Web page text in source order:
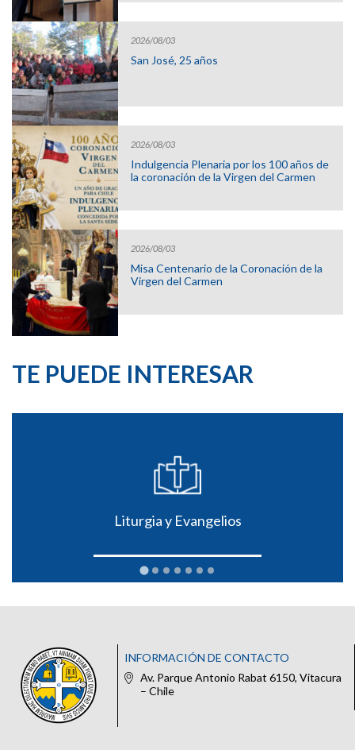
2026/08/03
San José, 25 años
2026/08/03
Indulgencia Plenaria por los 100 años de
la coronación de la Virgen del Carmen
2026/08/03
Misa Centenario de la Coronación de la
Virgen del Carmen
TE PUEDE INTERESAR
Liturgia y Evangelios
INFORMACIÓN DE CONTACTO
Av. Parque Antonio Rabat 6150, Vitacura
– Chile